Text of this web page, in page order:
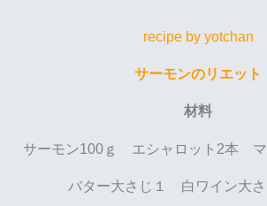
recipe by yotchan
サーモンのリエット
材料
サーモン100ｇ エシャロット2本 マ
バター大さじ１ 白ワイン大